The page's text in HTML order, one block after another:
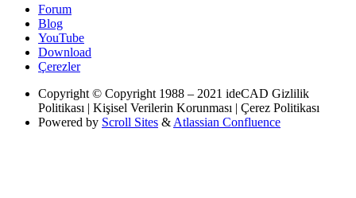
Forum
Blog
YouTube
Download
Çerezler
Copyright © Copyright 1988 – 2021 ideCAD Gizlilik
Politikası | Kişisel Verilerin Korunması | Çerez Politikası
Powered by Scroll Sites & Atlassian Confluence